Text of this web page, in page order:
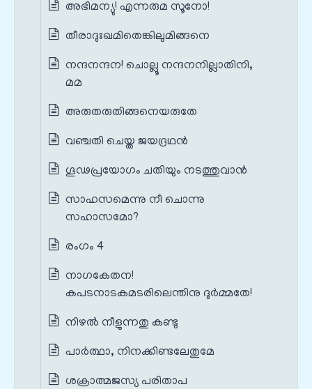
അഭിമന്യു! എന്നരുമ സൂനോ!
തീരാദുഃഖമിതെങ്കിലുമിങ്ങനെ
നന്ദനന്ദന! ചൊല്ലൂ നന്ദനനില്ലാതിനി,
മമ
അരുതരുതിങ്ങനെയരുതേ
വഞ്ചതി ചെയ്ത ജയദ്രഥന്‍
ഗൂഢപ്രയോഗം ചതിയും നടത്തുവാന്‍
സാഹസമെന്നു നീ ചൊന്നു
സഹാസമോ?
രംഗം 4
നാഗകേതന!
കപടനാടകമടരിലെന്തിനു ദുര്‍മ്മതേ!
നിഴല്‍ നീളുന്നതു കണ്ടു
പാര്‍ത്ഥാ, നിനക്കിണ്ടലേതുമേ
ശക്രാത്മജസ്യ പരിതാപ